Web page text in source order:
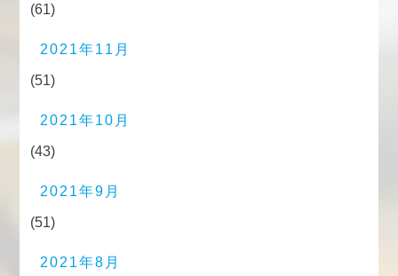
(61)
2021年11月
(51)
2021年10月
(43)
2021年9月
(51)
2021年8月